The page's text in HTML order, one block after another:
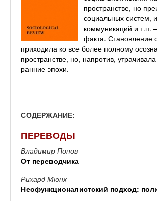
пространстве, но
социальных систем,
коммуникаций и т.п.
факта. Становление
приходила ко все более полному
пространстве, но, напротив,
ранние эпохи.
СОДЕРЖАНИЕ:
ПЕРЕВОДЫ
Владимир Попов
От переводчика
Рихард Мюнх
Неофункционалистский подход: